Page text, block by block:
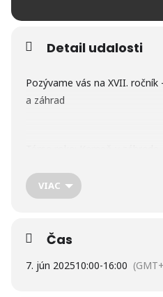
Detail udalosti
Pozývame vás na XVII.
a záhrad
Sobota 7. júna 2025
VIAC
Čas
7. jún 202510:00-16:00